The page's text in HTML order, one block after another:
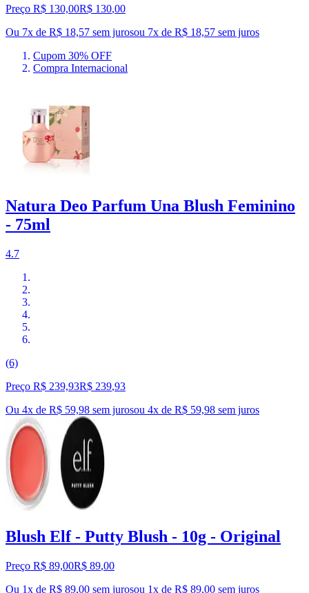
Preço R$ 130,00R$ 130,00
Ou 7x de R$ 18,57 sem jurosou 7x de R$ 18,57 sem juros
Cupom 30% OFF
Compra Internacional
Natura Deo Parfum Una Blush Feminino
- 75ml
4.7
(6)
Preço R$ 239,93R$ 239,93
Ou 4x de R$ 59,98 sem jurosou 4x de R$ 59,98 sem juros
Blush Elf - Putty Blush - 10g - Original
Preço R$ 89,00R$ 89,00
Ou 1x de R$ 89,00 sem jurosou 1x de R$ 89,00 sem juros